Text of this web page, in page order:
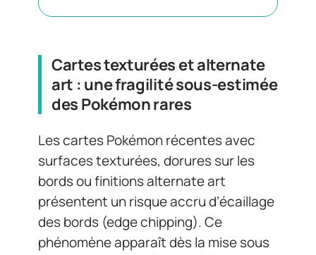
Cartes texturées et alternate
art : une fragilité sous-estimée
des Pokémon rares
Les cartes Pokémon récentes avec
surfaces texturées, dorures sur les
bords ou finitions alternate art
présentent un risque accru d’écaillage
des bords (edge chipping). Ce
phénomène apparaît dès la mise sous